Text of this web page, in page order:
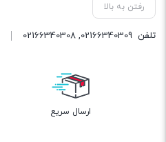
رفتن به بالا
تلفن 02166340309
,
02166340308
ارسال سریع